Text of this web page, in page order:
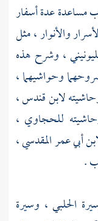
مساعدة عدة أسفار
والأنوار ، مثل
، وشرح هذه
وحواشيهما ،
لابن قندس،
للحجاوي ،
أبي عمر المقدسي،
.
الحلبي ، وسيرة